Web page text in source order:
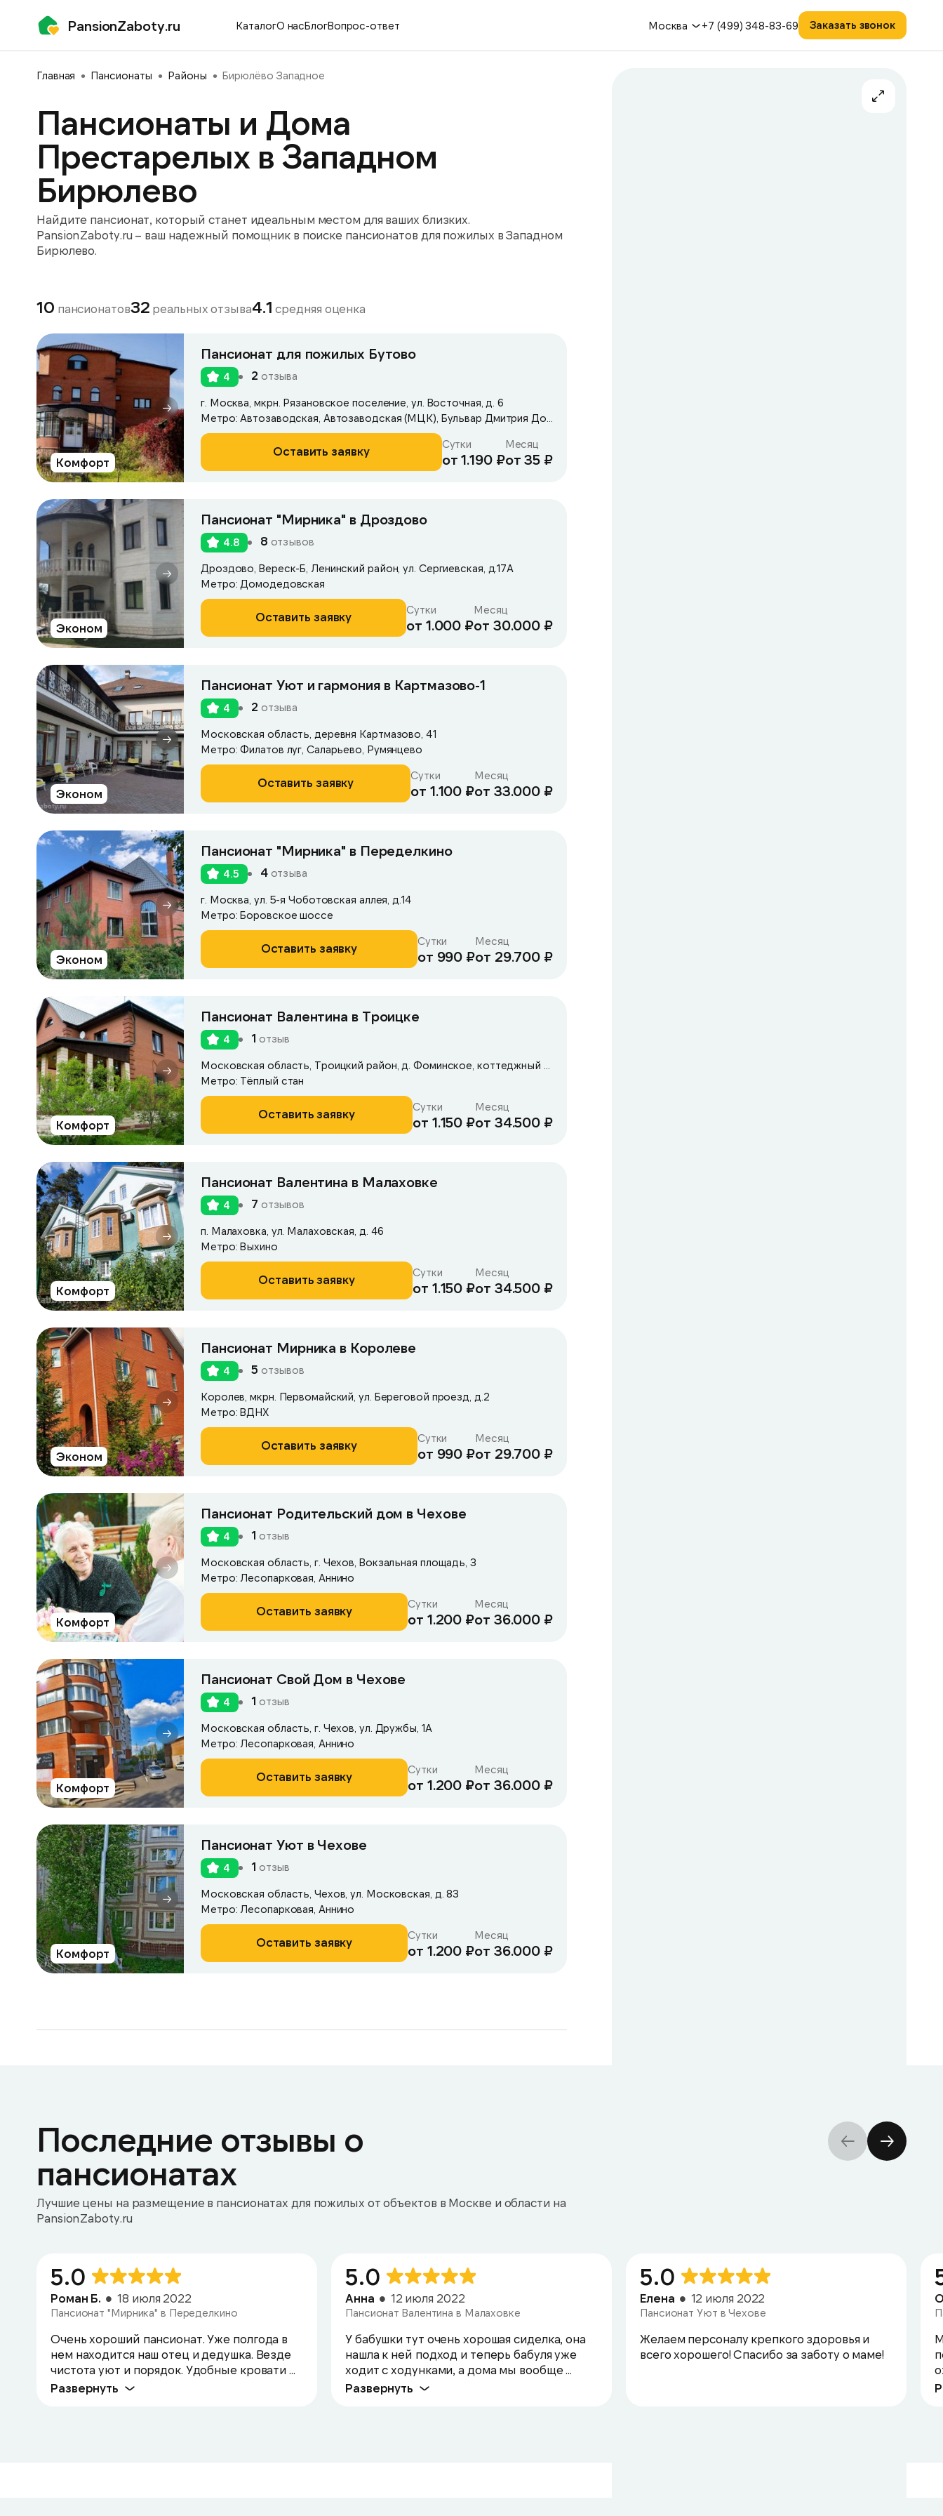
PansionZaboty.ru КаталогО насБлогВопрос-ответ Москва +7 (499) 348-83-69 Заказать звонок
Главная Пансионаты Районы Бирюлёво Западное
Пансионаты и Дома
Престарелых в Западном
Бирюлево
Найдите пансионат, который станет идеальным местом для ваших близких.
PansionZaboty.ru – ваш надежный помощник в поиске пансионатов для пожилых в Западном
Бирюлево.
10 пансионатов32 реальных отзыва4.1 средняя оценка
Комфорт
Пансионат для пожилых Бутово
4 2 отзыва
г. Москва, мкрн. Рязановское поселение, ул. Восточная, д. 6
Оставить заявку Сутки
от 1.190 ₽
Месяц
от 35 ₽
Эконом
Пансионат "Мирника" в Дроздово
4.8 8 отзывов
Дроздово, Вереск-Б, Ленинский район, ул. Сергиевская, д.17А
Метро: Домодедовская
Оставить заявку Сутки
от 1.000 ₽
Месяц
от 30.000 ₽
Эконом
Пансионат Уют и гармония в Картмазово-1
4 2 отзыва
Московская область, деревня Картмазово, 41
Метро: Филатов луг, Саларьево, Румянцево
Оставить заявку Сутки
от 1.100 ₽
Месяц
от 33.000 ₽
Эконом
Пансионат "Мирника" в Переделкино
4.5 4отзыва
г. Москва, ул. 5-я Чоботовская аллея, д.14
Метро: Боровское шоссе
Оставить заявку Сутки
от 990 ₽
Месяц
от 29.700 ₽
Комфорт
Пансионат Валентина в Троицке
4 1 отзыв
Метро: Тёплый стан
Оставить заявку Сутки
от 1.150 ₽
Месяц
от 34.500 ₽
Комфорт
Пансионат Валентина в Малаховке
4 7 отзывов
п. Малаховка, ул. Малаховская, д. 46
Метро: Выхино
Оставить заявку Сутки
от 1.150 ₽
Месяц
от 34.500 ₽
Эконом
Пансионат Мирника в Королеве
4 5 отзывов
Королев, мкрн. Первомайский, ул. Береговой проезд, д.2
Метро: ВДНХ
Оставить заявку Сутки
от 990 ₽
Месяц
от 29.700 ₽
Комфорт
Пансионат Родительский дом в Чехове
4 1 отзыв
Московская область, г. Чехов, Вокзальная площадь, 3
Метро: Лесопарковая, Аннино
Оставить заявку Сутки
от 1.200 ₽
Месяц
от 36.000 ₽
Комфорт
Пансионат Свой Дом в Чехове
4 1 отзыв
Московская область, г. Чехов, ул. Дружбы, 1А
Метро: Лесопарковая, Аннино
Оставить заявку Сутки
от 1.200 ₽
Месяц
от 36.000 ₽
Комфорт
Пансионат Уют в Чехове
4 1 отзыв
Московская область, Чехов, ул. Московская, д. 83
Метро: Лесопарковая, Аннино
Оставить заявку Сутки
от 1.200 ₽
Месяц
от 36.000 ₽
Последние отзывы о
пансионатах
Лучшие цены на размещение в пансионатах для пожилых от объектов в Москве и области на
PansionZaboty.ru
5.0
Роман Б. 18 июля 2022
Пансионат "Мирника" в Переделкино
Очень хороший пансионат. Уже полгода в
нем находится наш отец и дедушка. Везде
чистота уют и порядок. Удобные кровати ...
Развернуть
5.0
Анна 12 июля 2022
Пансионат Валентина в Малаховке
У бабушки тут очень хорошая сиделка, она
нашла к ней подход и теперь бабуля уже
ходит с ходунками, а дома мы вообще ...
Развернуть
5.0
Елена 12 июля 2022
Пансионат Уют в Чехове
Желаем персоналу крепкого здоровья и
всего хорошего! Спасибо за заботу о маме!